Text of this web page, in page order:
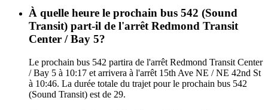
À quelle heure le prochain bus 542 (Sound
Transit) part-il de l'arrêt Redmond Transit
Center / Bay 5?
Le prochain bus 542 partira de l'arrêt Redmond Transit Center
/ Bay 5 à 10:17 et arrivera à l'arrêt 15th Ave NE / NE 42nd St
à 10:46. La durée totale du trajet pour le prochain bus 542
(Sound Transit) est de 29.